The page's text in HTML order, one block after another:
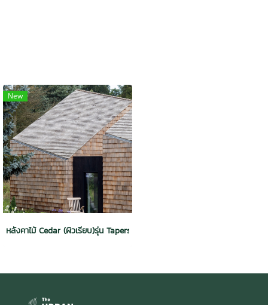
New
หลังคาไม้ Cedar (ผิวเรียบ)รุ่น Tapersawn Shakes No. 2